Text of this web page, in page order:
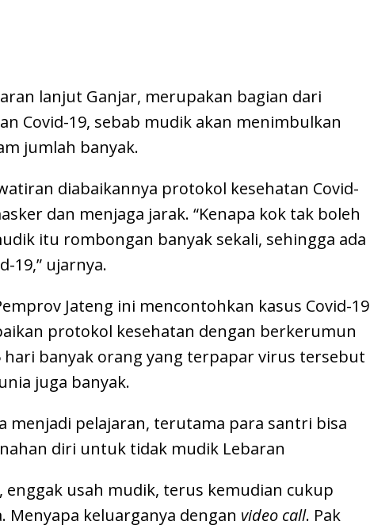
lanjut Ganjar, merupakan bagian dari
Covid-19, sebab mudik akan menimbulkan
jumlah banyak.
diabaikannya protokol kesehatan Covid-
dan menjaga jarak. “Kenapa kok tak boleh
itu rombongan banyak sekali, sehingga ada
19,” ujarnya.
Jateng ini mencontohkan kasus Covid-19
protokol kesehatan dengan berkerumun
banyak orang yang terpapar virus tersebut
juga banyak.
menjadi pelajaran, terutama para santri bisa
diri untuk tidak mudik Lebaran
enggak usah mudik, terus kemudian cukup
Menyapa keluarganya dengan video call. Pak